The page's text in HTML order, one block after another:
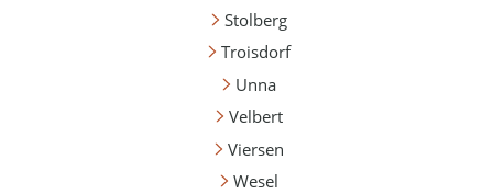
Stolberg
Troisdorf
Unna
Velbert
Viersen
Wesel